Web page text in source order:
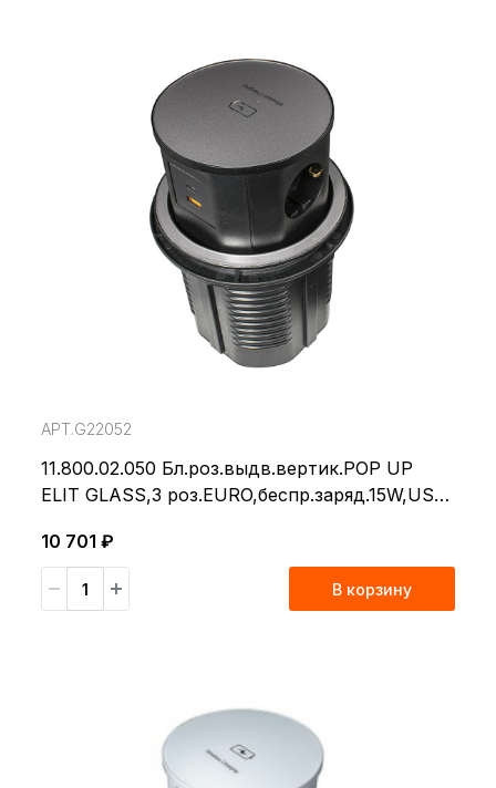
АРТ.G22052
11.800.02.050 Бл.роз.выдв.вертик.POP UP
ELIT GLASS,3 роз.EURO,беспр.заряд.15W,USB
10 701 ₽
В корзину